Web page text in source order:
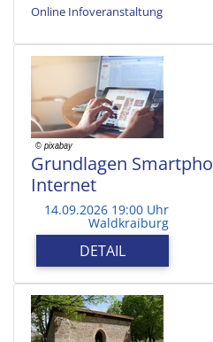
Online Infoveranstaltung
Grundlagen
Internet
14.09.2026 19:00 Uhr
Waldkraiburg
DETAIL